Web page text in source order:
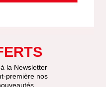
la Newsletter
première nos